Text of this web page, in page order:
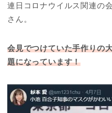
連日コロナウイルス関連の
さん。
会見でつけていた手作りの
題になっています！